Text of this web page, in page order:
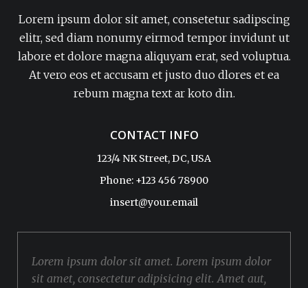
Lorem ipsum dolor sit amet, consetetur sadipscing
elitr, sed diam nonumy eirmod tempor invidunt ut
labore et dolore magna aliquyam erat, sed voluptua.
At vero eos et accusam et justo duo dlores et ea
rebum magna text ar koto din.
CONTACT INFO
123/4 NK Street, DC, USA
Phone: +123 456 78900
insert@your.email
Lorem ipsum dolor sit amet. Lorem ipsum dolor
sit amet, consectetur adipisicing elit. Amet aut,